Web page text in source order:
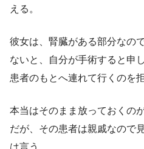
える。
彼女は、腎臓がある部分なの
ないと、自分が手術すると申
患者のもとへ連れて行くのを拒
本当はそのまま放っておくの
だが、その患者は親戚なので